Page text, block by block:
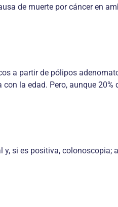
de muerte por cáncer en
a partir de pólipos
la edad. Pero, aunque 20%
si es positiva,